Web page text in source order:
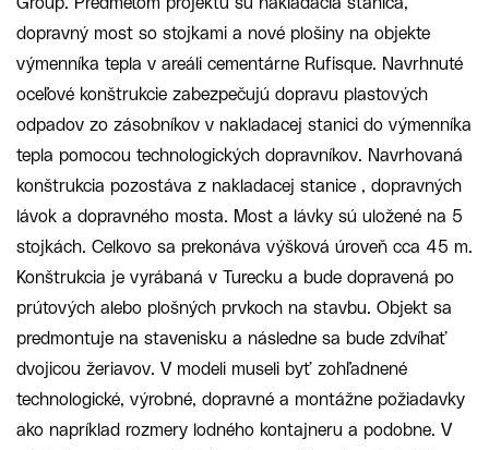
dopravný most so stojkami a nové plošiny na objekte
výmenníka tepla v areáli cementárne Rufisque. Navrhnuté
oceľové konštrukcie zabezpečujú dopravu plastových
odpadov zo zásobníkov v nakladacej stanici do výmenníka
tepla pomocou technologických dopravníkov. Navrhovaná
konštrukcia pozostáva z nakladacej stanice , dopravných
lávok a dopravného mosta. Most a lávky sú uložené na 5
stojkách. Celkovo sa prekonáva výšková úroveň cca 45 m.
Konštrukcia je vyrábaná v Turecku a bude dopravená po
prútových alebo plošných prvkoch na stavbu. Objekt sa
predmontuje na stavenisku a následne sa bude zdvíhať
dvojicou žeriavov. V modeli museli byť zohľadnené
technologické, výrobné, dopravné a montážne požiadavky
ako napríklad rozmery lodného kontajneru a podobne. V